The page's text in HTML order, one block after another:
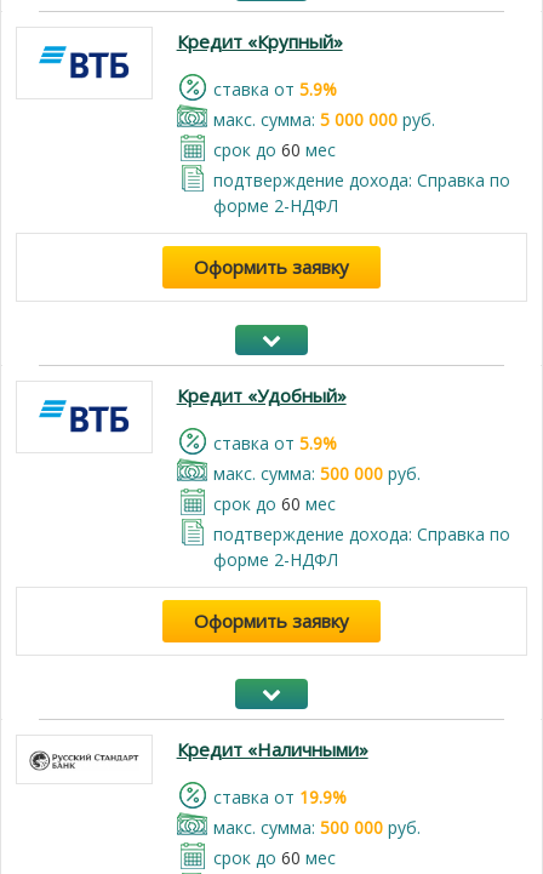
Кредит «Крупный»
cтавка от 5.9%
макс. сумма: 5 000 000руб.
срок до 60 мес
подтверждение дохода: Справка по
форме 2-НДФЛ
Оформить заявку
Кредит «Удобный»
cтавка от 5.9%
макс. сумма: 500 000руб.
срок до 60 мес
подтверждение дохода: Справка по
форме 2-НДФЛ
Оформить заявку
Кредит «Наличными»
cтавка от 19.9%
макс. сумма: 500 000руб.
срок до 60 мес